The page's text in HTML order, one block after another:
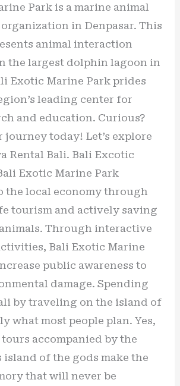
Park is a marine animal
in Denpasar. This
animal interaction
the largest dolphin lagoon in
Exotic Marine Park prides
leading center for
and education. Curious?
journey today! Let’s explore
Rental Bali. Bali Excotic
Exotic Marine Park
the local economy through
tourism and actively saving
animals. Through interactive
Bali Exotic Marine
public awareness to
damage. Spending
by traveling on the island of
what most people plan. Yes,
tours accompanied by the
of the gods make the
that will never be